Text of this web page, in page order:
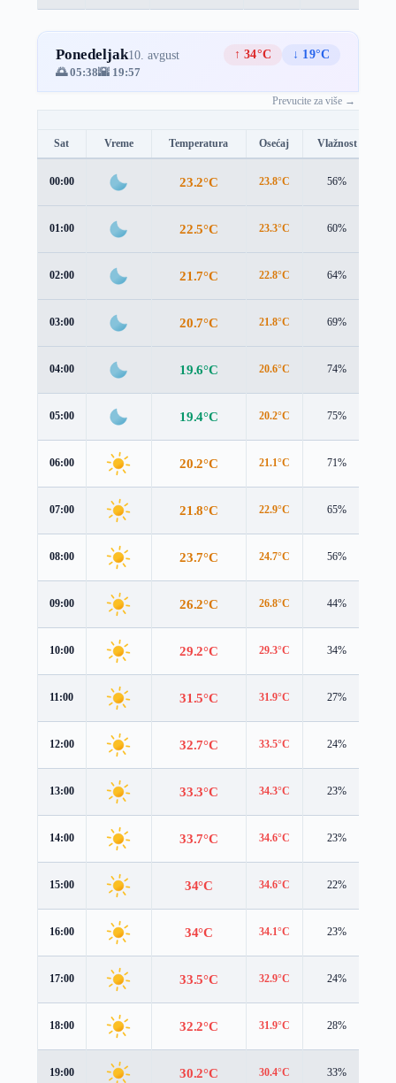
Ponedeljak10. avgust ↑ 34°C
↓ 19°C
🌅 05:38🌇 19:57
Prevucite za više →
Sat Vreme Temperatura Osećaj Vlažnost
00:00 23.2°C 23.8°C 56%
01:00 22.5°C 23.3°C 60%
02:00 21.7°C 22.8°C 64%
03:00 20.7°C 21.8°C 69%
04:00 19.6°C 20.6°C 74%
05:00 19.4°C 20.2°C 75%
06:00 20.2°C 21.1°C 71%
07:00 21.8°C 22.9°C 65%
08:00 23.7°C 24.7°C 56%
09:00 26.2°C 26.8°C 44%
10:00 29.2°C 29.3°C 34%
11:00 31.5°C 31.9°C 27%
12:00 32.7°C 33.5°C 24%
13:00 33.3°C 34.3°C 23%
14:00 33.7°C 34.6°C 23%
15:00 34°C 34.6°C 22%
16:00 34°C 34.1°C 23%
17:00 33.5°C 32.9°C 24%
18:00 32.2°C 31.9°C 28%
19:00 30.2°C 30.4°C 33%